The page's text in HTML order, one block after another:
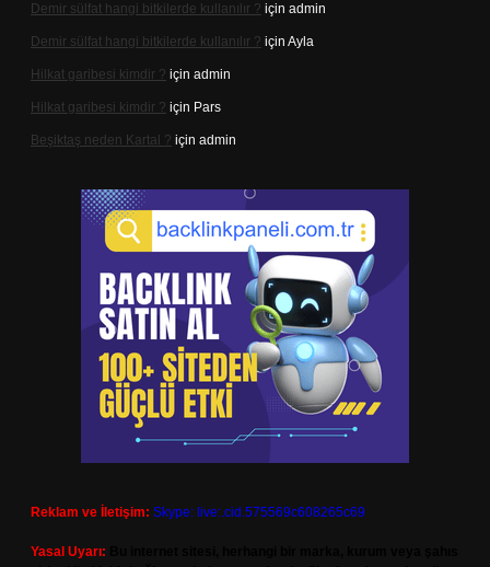
Demir sülfat hangi bitkilerde kullanılır ? için admin
Demir sülfat hangi bitkilerde kullanılır ? için Ayla
Hilkat garibesi kimdir ? için admin
Hilkat garibesi kimdir ? için Pars
Beşiktaş neden Kartal ? için admin
Reklam ve İletişim: Skype: live:.cid.575569c608265c69
Yasal Uyarı: